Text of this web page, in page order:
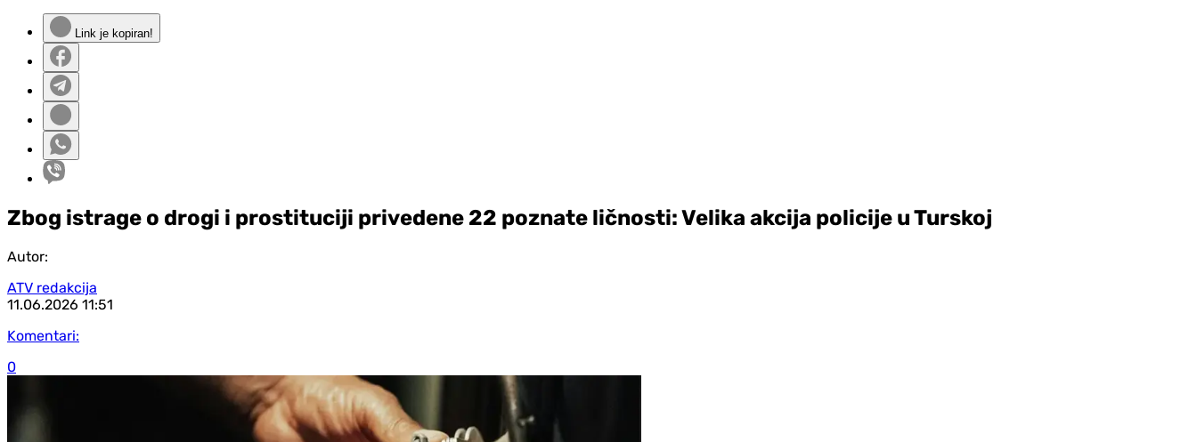
Link je kopiran!
Zbog istrage o drogi i prostituciji privedene 22 poznate ličnosti: Velika akcija policije u Turskoj
Autor:
ATV redakcija
11.06.2026 11:51
Komentari:
0